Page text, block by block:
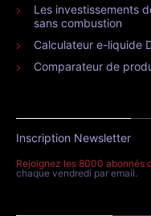
Les investissements
sans combustion
Calculateur e-liquide
Comparateur de
Inscription Newsletter
Rejoignez les 8000 abonnés
chaque vendredi par email.